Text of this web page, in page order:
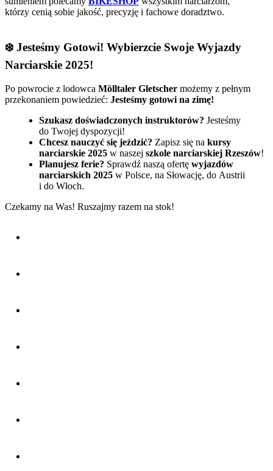
którzy cenią sobie jakość, precyzję i fachowe doradztwo.
❄️ Jesteśmy Gotowi! Wybierzcie Swoje Wyjazdy
Narciarskie 2025!
Po powrocie z lodowca Mölltaler Gletscher możemy z pełnym
przekonaniem powiedzieć: Jesteśmy gotowi na zimę!
Szukasz doświadczonych instruktorów? Jesteśmy
do Twojej dyspozycji!
Chcesz nauczyć się jeździć? Zapisz się na kursy
narciarskie 2025 w naszej szkole narciarskiej Rzeszów!
Planujesz ferie? Sprawdź naszą ofertę wyjazdów
narciarskich 2025 w Polsce, na Słowację, do Austrii
i do Włoch.
Czekamy na Was! Ruszajmy razem na stok!